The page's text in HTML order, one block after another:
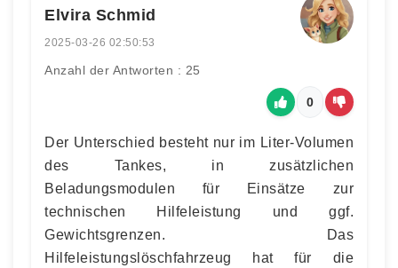
Elvira Schmid
2025-03-26 02:50:53
Anzahl der Antworten : 25
0
Der Unterschied besteht nur im Liter-Volumen
des Tankes, in zusätzlichen
Beladungsmodulen für Einsätze zur
technischen Hilfeleistung und ggf.
Gewichtsgrenzen. Das
Hilfeleistungslöschfahrzeug hat für die